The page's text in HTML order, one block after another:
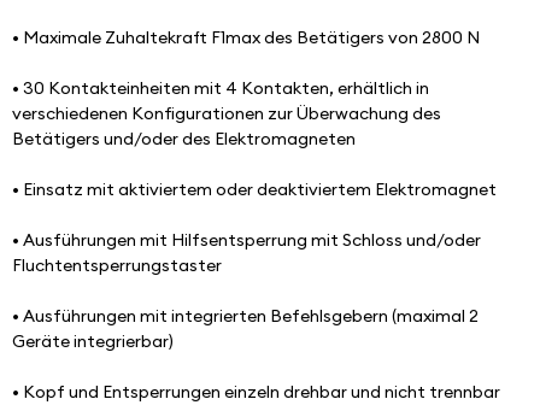
• Maximale Zuhaltekraft F1max des Betätigers von 2800 N
• 30 Kontakteinheiten mit 4 Kontakten, erhältlich in
verschiedenen Konfigurationen zur Überwachung des
Betätigers und/oder des Elektromagneten
• Einsatz mit aktiviertem oder deaktiviertem Elektromagnet
• Ausführungen mit Hilfsentsperrung mit Schloss und/oder
Fluchtentsperrungstaster
• Ausführungen mit integrierten Befehlsgebern (maximal 2
Geräte integrierbar)
• Kopf und Entsperrungen einzeln drehbar und nicht trennbar